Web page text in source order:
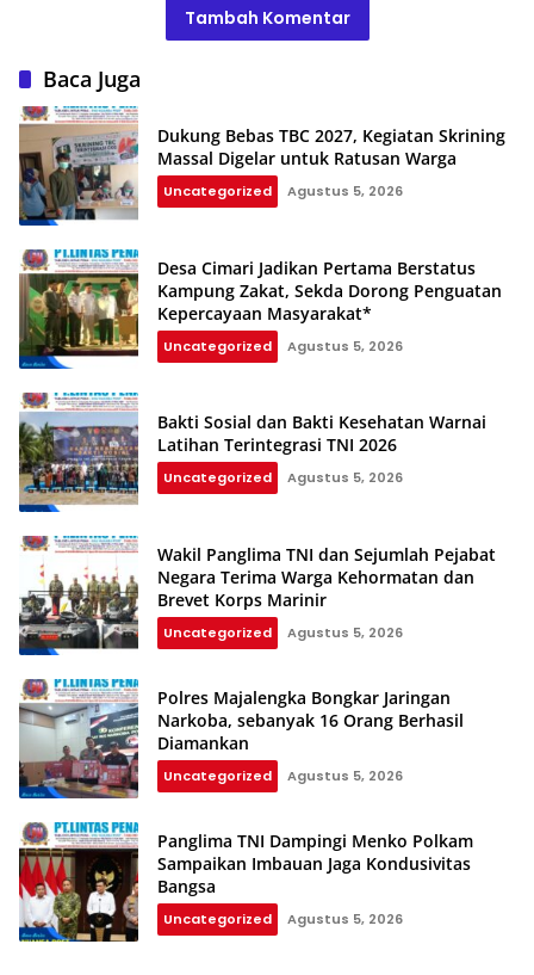
Tambah Komentar
Baca Juga
Dukung Bebas TBC 2027, Kegiatan Skrining
Massal Digelar untuk Ratusan Warga
Uncategorized Agustus 5, 2026
Desa Cimari Jadikan Pertama Berstatus
Kampung Zakat, Sekda Dorong Penguatan
Kepercayaan Masyarakat*
Uncategorized Agustus 5, 2026
Bakti Sosial dan Bakti Kesehatan Warnai
Latihan Terintegrasi TNI 2026
Uncategorized Agustus 5, 2026
Wakil Panglima TNI dan Sejumlah Pejabat
Negara Terima Warga Kehormatan dan
Brevet Korps Marinir
Uncategorized Agustus 5, 2026
Polres Majalengka Bongkar Jaringan
Narkoba, sebanyak 16 Orang Berhasil
Diamankan
Uncategorized Agustus 5, 2026
Panglima TNI Dampingi Menko Polkam
Sampaikan Imbauan Jaga Kondusivitas
Bangsa
Uncategorized Agustus 5, 2026